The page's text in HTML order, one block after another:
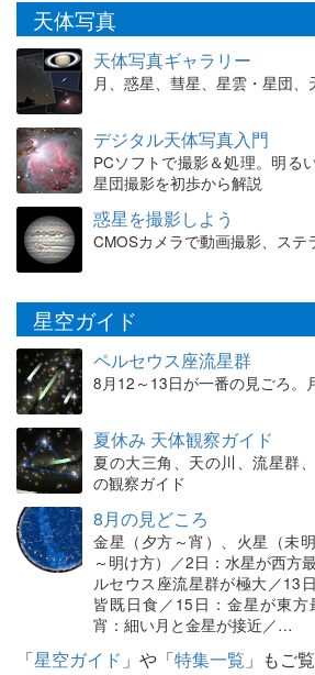
天体写真
天体写真ギャラリー
月、惑星、彗星、星雲・星団
デジタル天体写真入門
PCソフトで撮影＆処理。明る
星団撮影を初歩から解説
惑星を撮影しよう
CMOSカメラで動画撮影、ステ
星空ガイド
ペルセウス座流星群
8月12～13日が一番の見ごろ。
夏休み 天体観察ガイド
夏の大三角、天の川、流星群
の観察ガイド
8月の見どころ
金星（夕方～宵）、火星（未
～明け方）／2日：水星が西方
ルセウス座流星群が極大／13
皆既日食／15日：金星が東方
宵：細い月と金星が接近／…
「星空ガイド 」や「特集一覧 」もご